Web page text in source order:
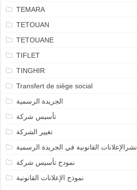
TEMARA
TETOUAN
TETOUANE
TIFLET
TINGHIR
Transfert de siège social
الجريدة الرسمية
تأسيس شركة
تغيير الشركة
نشرالإعلانات القانونية في الجريدة الرسمية
نمودج تأسيس شركة
نموذج الإعلانات القانونية